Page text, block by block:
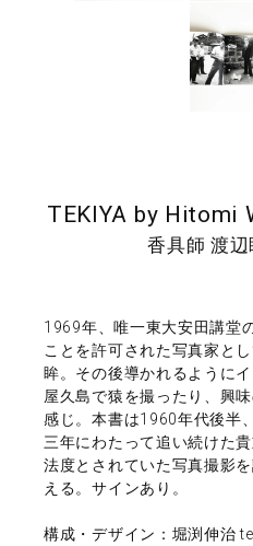
TEKIYA by Hitomi
香具師 渡
1969年、唯一東大安田講堂
ことを許可された写真家と
眸。その後導かれるように
屋久島で猿を撮ったり、興
感じ。本書は1960年代後半
三年にわたって追い続けた
法度とされていた写真撮影
える。サインあり。
構成・デザイン：堀渕伸治